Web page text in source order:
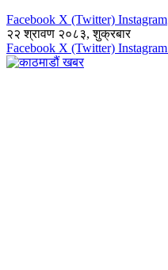
Facebook X (Twitter) Instagram
२२ श्रावण २०८३, शुक्रबार
Facebook X (Twitter) Instagram